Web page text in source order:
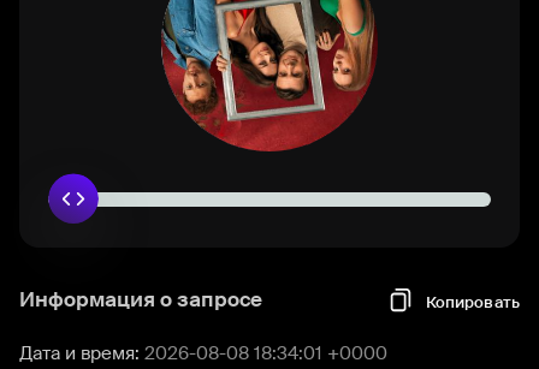
Информация о запросе Копировать
Дата и время: 2026-08-08 18:34:01 +0000